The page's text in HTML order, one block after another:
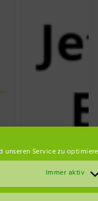
unseren Service zu
Immer aktiv